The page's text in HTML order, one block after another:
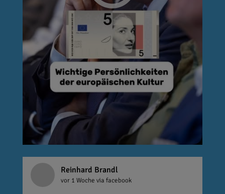
Reinhard Brandl
vor 1 Woche via facebook